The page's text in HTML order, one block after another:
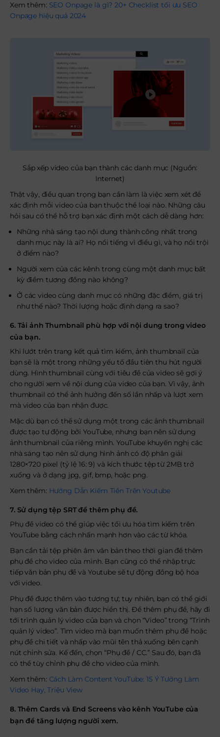
Xem thêm: SEO Onpage là gì? 20+ Checklist tối ưu SEO
Onpage hiệu quả 2024
Sắp xếp video của bạn thành các danh mục (Nguồn:
Internet)
Thật vậy, điều quan trọng bạn cần làm là việc xem xét để
xác định mỗi video của bạn thuộc thể loại nào. Những câu
hỏi sau có thể hỗ trợ bạn xác định một cách dễ dàng hơn:
Những nhà sáng tạo nội dung thành công nhất trong
danh mục này là ai? Họ nổi tiếng vì điều gì, và họ nổi trội
ở điểm nào?
Người xem của các kênh trong cùng một danh mục bất
kỳ điểm tương đồng nào không?
Ở các video cùng danh mục có những đặc điểm, giá trị
như thế nào? Thời lượng hoặc định dạng ra sao?
6. Tải ảnh Thumbnail phù hợp với nội dung trong video
của bạn.
Khi lướt trên trang kết quả tìm kiếm, ảnh thumbnail của
bạn sẽ là một trong những yếu tố đầu tiên thu hút người
dùng. Hình thumbnail cùng với tiêu đề của video sẽ gợi ý
cho người xem về nội dung của video của bạn. Vì vậy, ảnh
thumbnail có thể ảnh hưởng đến số lần nhấp và lượt xem
mà video của bạn nhận được.
Mặc dù bạn có thể sử dụng một trong các ảnh thumbnail
được tạo tự động bởi YouTube, nhưng bạn nên sử dụng
ảnh thumbnail của riêng mình. YouTube khuyến nghị các
nhà sáng tạo nên sử dụng hình ảnh có độ phân giải
1280×720 pixel (tỷ lệ 16: 9) và kích thước tệp từ 2MB trở
xuống và ở dạng jpg, gif, bmp, hoặc png.
Xem thêm: Hướng Dẫn Kiếm Tiền Trên Youtube
7. Sử dụng tệp SRT để thêm phụ đề.
Phụ đề video có thể giúp việc tối ưu hóa tìm kiếm trên
YouTube bằng cách nhấn mạnh hơn vào các từ khóa.
Bạn cần tải tệp phiên âm văn bản theo thời gian để thêm
phụ đề cho video của mình. Bạn cũng có thể nhập trực
tiếp văn bản phụ đề và Youtube sẽ tự động đồng bộ hóa
với video.
Phụ đề được thêm vào tương tự; tuy nhiên, bạn có thể giới
hạn số lượng văn bản được hiển thị. Để thêm phụ đề, hãy đi
tới trình quản lý video của bạn và chọn “Video” trong “Trình
quản lý video”. Tìm video mà bạn muốn thêm phụ đề hoặc
phụ đề chi tiết và nhấp vào mũi tên thả xuống bên cạnh
nút chỉnh sửa. Kế đến, chọn “Phụ đề / CC.” Sau đó, bạn đã
có thể tùy chỉnh phụ đề cho video của mình.
Xem thêm: Cách Làm Content YouTube: 15 Ý Tưởng Làm
Video Hay, Triệu View
8. Thêm Cards và End Screens vào kênh YouTube của
bạn để tăng lượng người xem.